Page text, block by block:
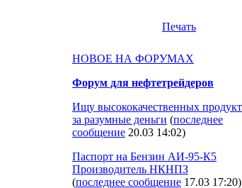
Печать
НОВОЕ НА ФОРУМАХ
Форум для нефтетрейдеров
Ищу высококачественных продукт
за разумные деньги (последнее
сообщение 20.03 14:02)
Паспорт на Бензин АИ-95-К5
Производитель НКНПЗ
(последнее сообщение 17.03 17:20)